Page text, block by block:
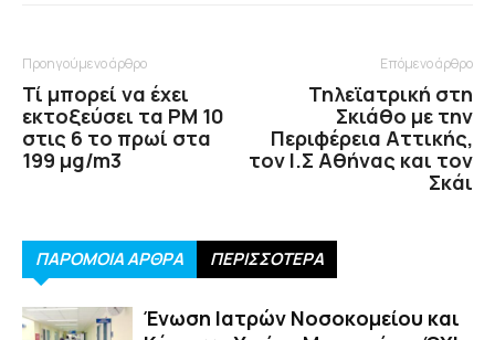
Προηγούμενο άρθρο
Τί μπορεί να έχει
εκτοξεύσει τα PM 10
στις 6 το πρωί στα
199 μg/m3
Επόμενο άρθρο
Τηλεϊατρική στη
Σκιάθο με την
Περιφέρεια Αττικής,
τον Ι.Σ Αθήνας και τον
Σκάι
ΠΑΡΟΜΟΙΑ ΑΡΘΡΑ ΠΕΡΙΣΣΟΤΕΡΑ
Ένωση Ιατρών Νοσοκομείου και